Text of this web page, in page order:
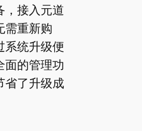
，接入元道
需重新购
系统升级便
面的管理功
省了升级成